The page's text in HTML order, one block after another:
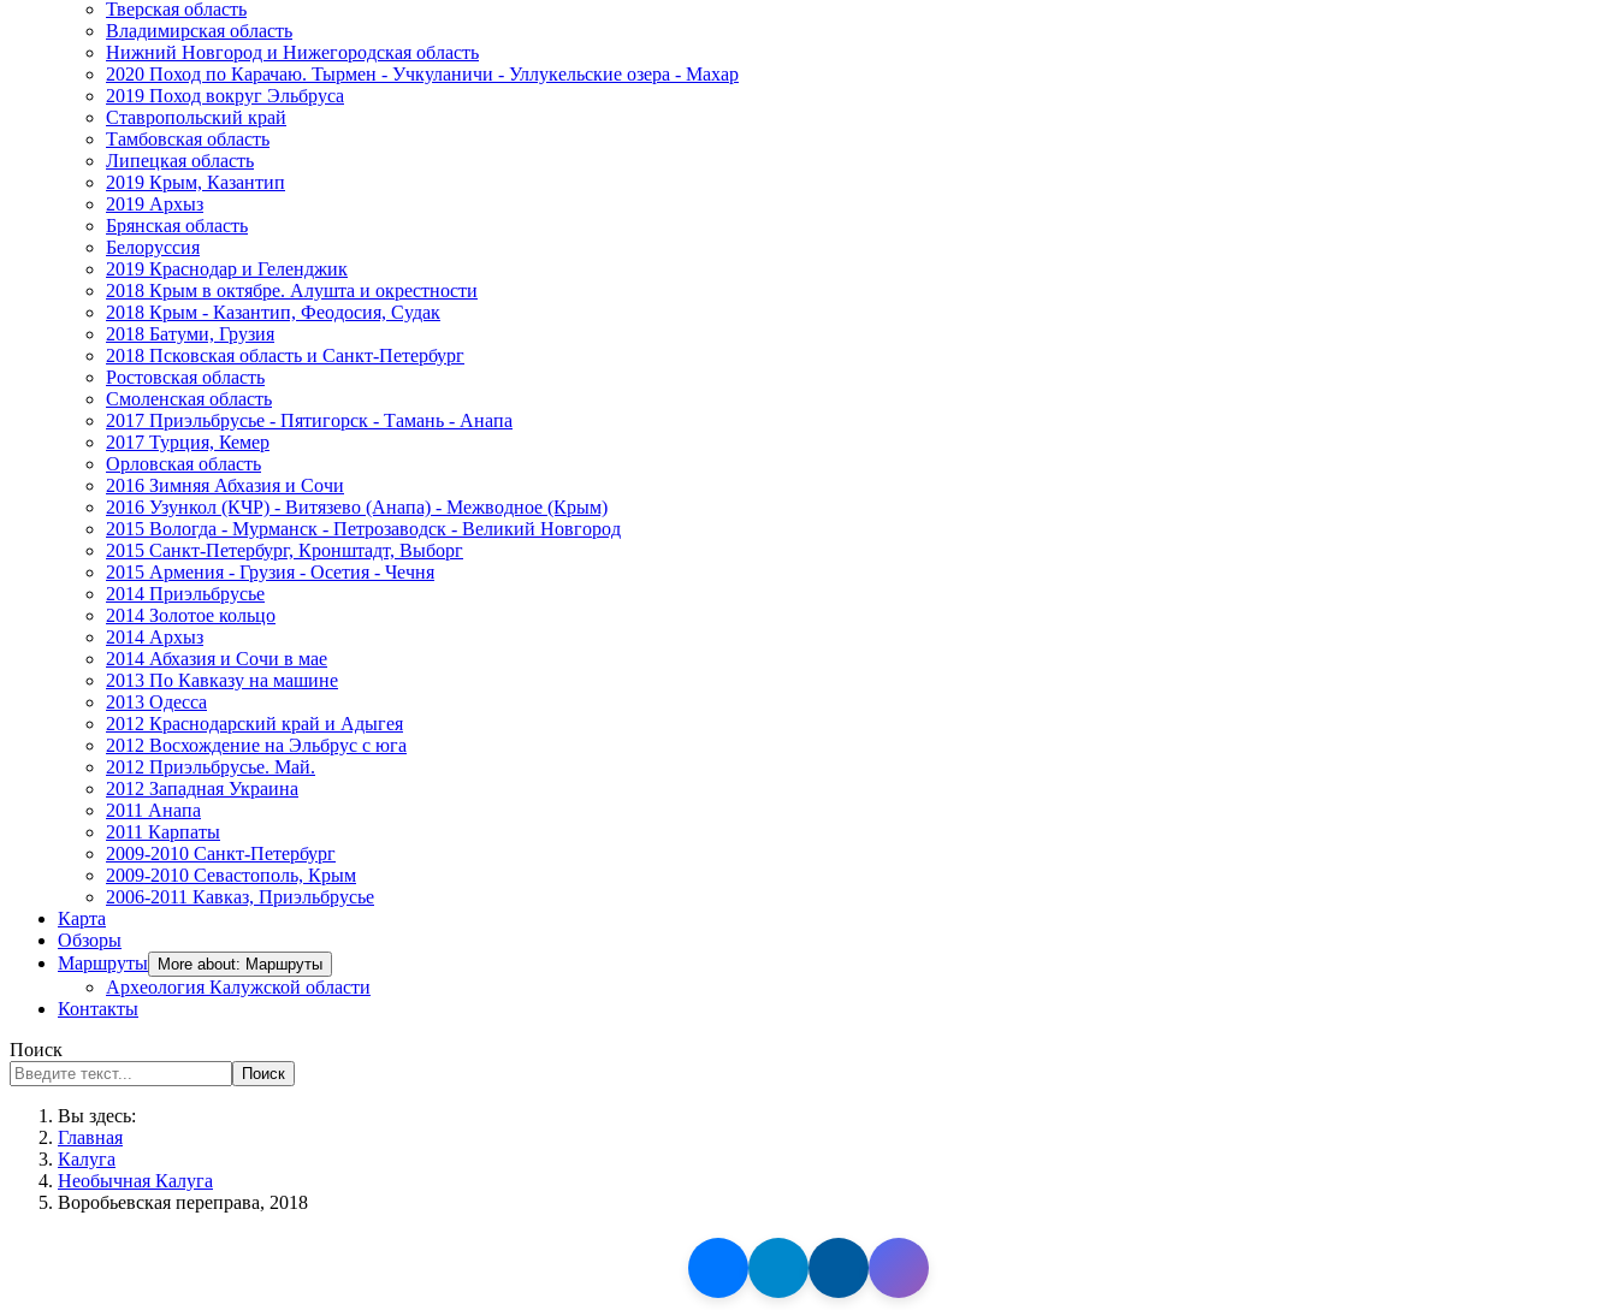
Тверская область
Владимирская область
Нижний Новгород и Нижегородская область
2020 Поход по Карачаю. Тырмен - Учкуланичи - Уллукельские озера - Махар
2019 Поход вокруг Эльбруса
Ставропольский край
Тамбовская область
Липецкая область
2019 Крым, Казантип
2019 Архыз
Брянская область
Белоруссия
2019 Краснодар и Геленджик
2018 Крым в октябре. Алушта и окрестности
2018 Крым - Казантип, Феодосия, Судак
2018 Батуми, Грузия
2018 Псковская область и Санкт-Петербург
Ростовская область
Смоленская область
2017 Приэльбрусье - Пятигорск - Тамань - Анапа
2017 Турция, Кемер
Орловская область
2016 Зимняя Абхазия и Сочи
2016 Узункол (КЧР) - Витязево (Анапа) - Межводное (Крым)
2015 Вологда - Мурманск - Петрозаводск - Великий Новгород
2015 Санкт-Петербург, Кронштадт, Выборг
2015 Армения - Грузия - Осетия - Чечня
2014 Приэльбрусье
2014 Золотое кольцо
2014 Архыз
2014 Абхазия и Сочи в мае
2013 По Кавказу на машине
2013 Одесса
2012 Краснодарский край и Адыгея
2012 Восхождение на Эльбрус с юга
2012 Приэльбрусье. Май.
2012 Западная Украина
2011 Анапа
2011 Карпаты
2009-2010 Санкт-Петербург
2009-2010 Севастополь, Крым
2006-2011 Кавказ, Приэльбрусье
Карта
Обзоры
Маршруты
More about: Маршруты
Археология Калужской области
Контакты
Поиск
Поиск
Вы здесь:
Главная
Калуга
Необычная Калуга
Воробьевская переправа, 2018